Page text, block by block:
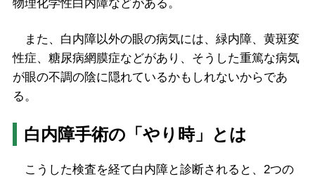
物理化学性白内障などがある。
また、白内障以外の眼の病気には、緑内障、黄斑変
性症、糖尿病網膜症などがあり、そうした重篤な病気
が眼の不調の陰に隠れているかもしれないからであ
る。
白内障手術の「やり時」とは
こうした検査を経て白内障と診断されると、2つの